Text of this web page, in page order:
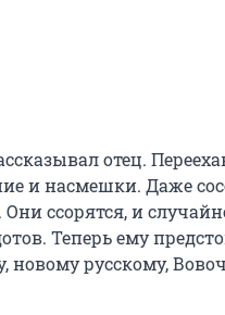
отец.
и насмешки. Даже
ссорятся, и
Теперь ему
русскому,